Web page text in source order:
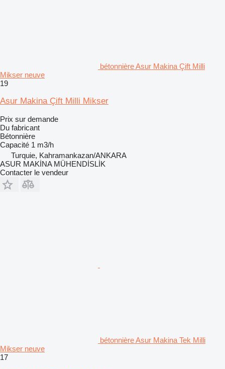
bétonnière Asur Makina Çift Milli
Mikser neuve
19
Asur Makina Çift Milli Mikser
Prix sur demande
Du fabricant
Bétonnière
Capacité 1 m3/h
Turquie, Kahramankazan/ANKARA
ASUR MAKİNA MÜHENDİSLİK
Contacter le vendeur
bétonnière Asur Makina Tek Milli
Mikser neuve
17